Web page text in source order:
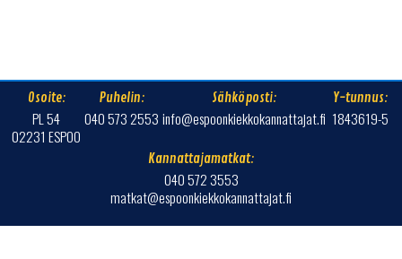
Osoite:
PL 54
02231 ESPOO
Puhelin:
040 573 2553
Sähköposti:
info@espoonkiekkokannattajat.fi
Y-tunnus:
1843619-5
Kannattajamatkat:
040 572 3553
matkat@espoonkiekkokannattajat.fi